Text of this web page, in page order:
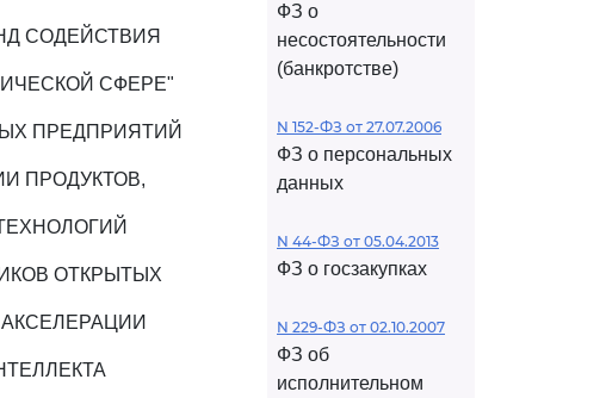
СОДЕЙСТВИЯ
СФЕРЕ"
ПРЕДПРИЯТИЙ
ПРОДУКТОВ,
ОТКРЫТЫХ
ФЗ о
несостоятельности
(банкротстве)
N 152-ФЗ от 27.07.2006
ФЗ о персональных
данных
N 44-ФЗ от 05.04.2013
ФЗ о госзакупках
N 229-ФЗ от 02.10.2007
ФЗ об
исполнительном